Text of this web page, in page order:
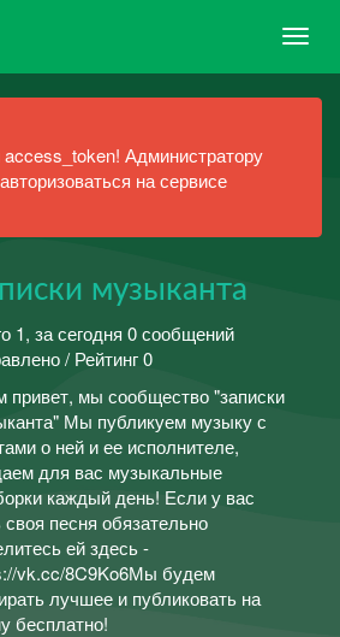
Администратору
на сервисе
музыканта
1, за сегодня 0 сообщений
/ Рейтинг 0
привет, мы сообщество "записки
Мы публикуем музыку с
о ней и ее исполнителе,
для вас музыкальные
каждый день! Если у вас
своя песня обязательно
ей здесь -
vk.cc/8C9Ko6Мы будем
лучшее и публиковать на
бесплатно!